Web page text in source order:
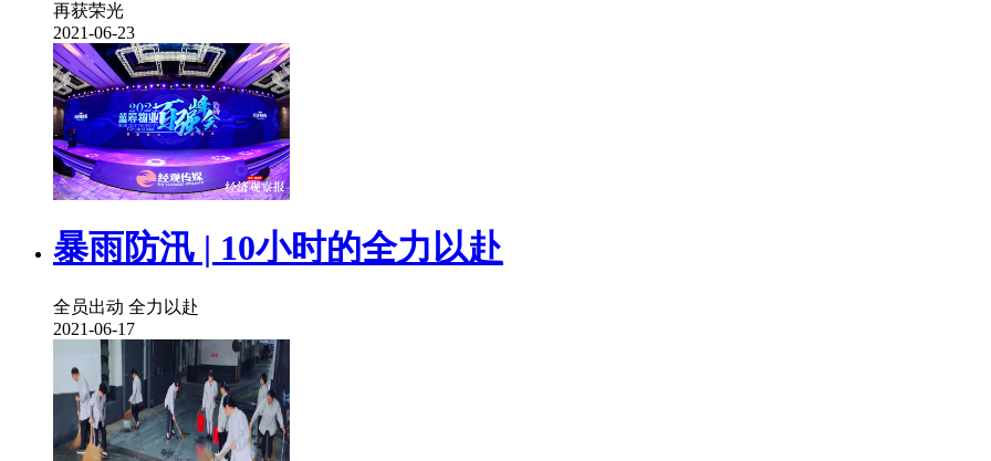
再获荣光
2021-06-23
暴雨防汛 | 10小时的全力以赴
全员出动 全力以赴
2021-06-17